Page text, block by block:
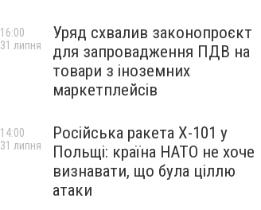
Уряд схвалив законопроєкт
для запровадження ПДВ на
товари з іноземних
маркетплейсів
16:00
31 липня
Російська ракета Х-101 у
Польщі: країна НАТО не хоче
визнавати, що була ціллю
атаки
14:00
31 липня